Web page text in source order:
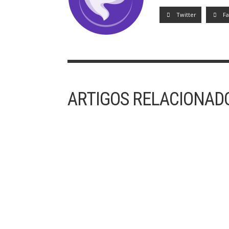
Twitter
ARTIGOS